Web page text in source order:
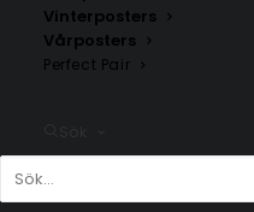
Vinterposters
Vårposters
Perfect Pair